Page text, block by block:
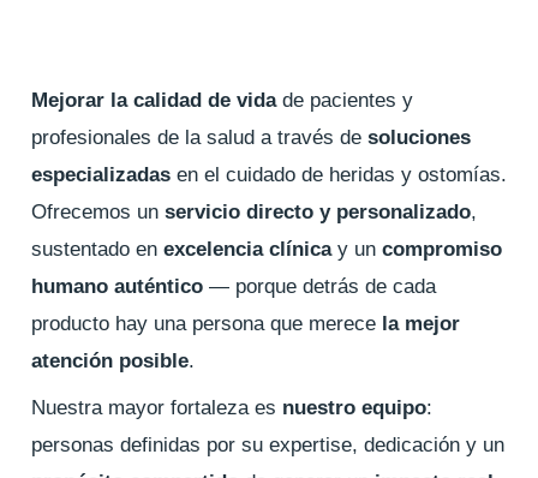
Mejorar la calidad de vidade pacientes y
profesionales de la salud a través de soluciones
especializadasen el cuidado de heridas y ostomías.
Ofrecemos un servicio directo y personalizado,
sustentado en excelencia clínicay un compromiso
humano auténtico— porque detrás de cada
producto hay una persona que merece la mejor
atención posible.
Nuestra mayor fortaleza es nuestro equipo:
personas definidas por su expertise, dedicación y un